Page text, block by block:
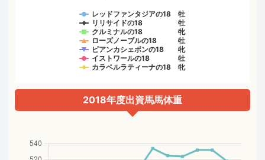
レッドファンタジアの18 牡
リリサイドの18 牡
クルミナルの18 牝
ローズノーブルの18 牡
ビアンカシェボンの18 牝
イストワールの18 牡
カラベルラティーナの18 牝
2018年度出資馬馬体重